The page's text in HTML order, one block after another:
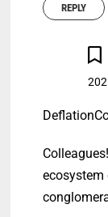
REPLY
ecosystem